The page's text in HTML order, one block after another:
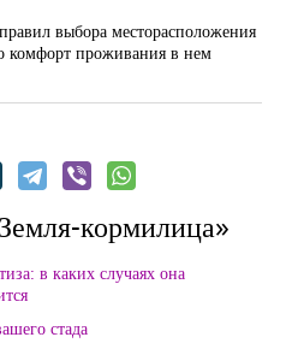
выбора месторасположения
комфорт проживания в нем
кормилица»
в каких случаях она
стада